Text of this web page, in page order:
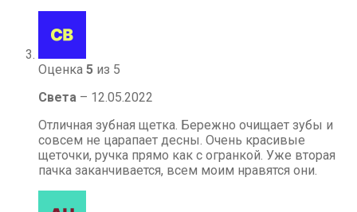
Оценка 5 из 5
Света – 12.05.2022
Отличная зубная щетка. Бережно очищает зубы и
совсем не царапает десны. Очень красивые
щеточки, ручка прямо как с огранкой. Уже вторая
пачка заканчивается, всем моим нравятся они.